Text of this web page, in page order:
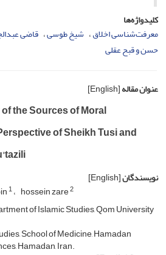
کلیدواژه‌ها
معرفت‌شناسی اخلاق شیخ طوسی قاضی
حسن و قبح عقلی
عنوان مقاله[English]
the Sources of Moral
of Sheikh Tusi and
نویسندگان[English]
1 hossein zare2
of Islamic Studies, Qom University
School of Medicine, Hamadan
Hamadan, Iran.